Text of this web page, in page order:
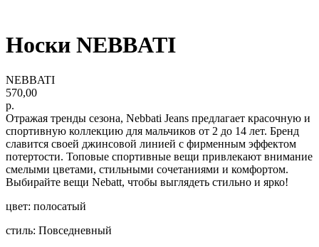
Носки NEBBATI
NEBBATI
570,00
р.
Отражая тренды сезона, Nebbati Jeans предлагает красочную и
спортивную коллекцию для мальчиков от 2 до 14 лет. Бренд
славится своей джинсовой линией с фирменным эффектом
потертости. Топовые спортивные вещи привлекают внимание
смелыми цветами, стильными сочетаниями и комфортом.
Выбирайте вещи Nebatt, чтобы выглядеть стильно и ярко!
цвет: полосатый
стиль: Повседневный